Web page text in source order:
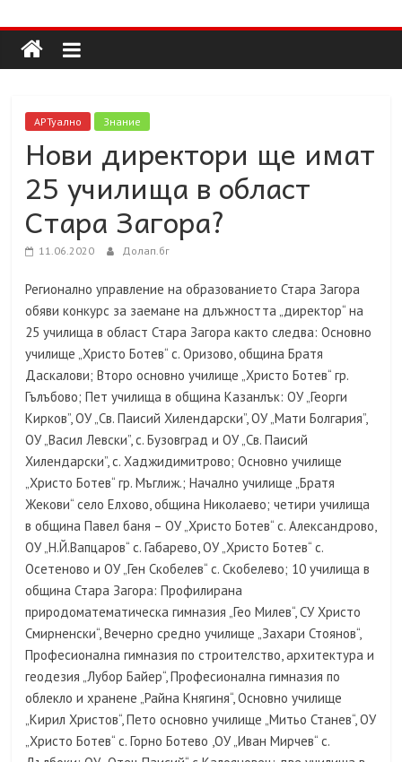
to
content
Долап
БГ
култура|
пътешествия|
мода|
събития|
кухня|
реклама|
АРТуално Знание
Нови директори ще имат
25 училища в област
Стара Загора?
11.06.2020 Долап.бг
Регионално управление на образованието Стара Загора
обяви конкурс за заемане на длъжността „директор“ на
25 училища в област Стара Загора както следва: Основно
училище „Христо Ботев“ с. Оризово, община Братя
Даскалови; Второ основно училище „Христо Ботев“ гр.
Гълъбово; Пет училища в община Казанлък: ОУ „Георги
Кирков”, ОУ „Св. Паисий Хилендарски”, ОУ „Мати Болгария”,
ОУ „Васил Левски”, с. Бузовград и ОУ „Св. Паисий
Хилендарски”, с. Хаджидимитрово; Основно училище
„Христо Ботев“ гр. Мъглиж.; Начално училище „Братя
Жекови“ село Елхово, община Николаево; четири училища
в община Павел баня – ОУ „Христо Ботев“ с. Александрово,
ОУ „Н.Й.Вапцаров“ с. Габарево, ОУ „Христо Ботев“ с.
Осетеново и ОУ „Ген Скобелев“ с. Скобелево; 10 училища в
община Стара Загора: Профилирана
природоматематическа гимназия „Гео Милев“, СУ Христо
Смирненски“, Вечерно средно училище „Захари Стоянов“,
Професионална гимназия по строителство, архитектура и
геодезия „Лубор Байер“, Професионална гимназия по
облекло и хранене „Райна Княгиня“, Основно училище
„Кирил Христов“, Пето основно училище „Митьо Станев“, ОУ
„Христо Ботев“ с. Горно Ботево ,ОУ „Иван Мирчев“ с.